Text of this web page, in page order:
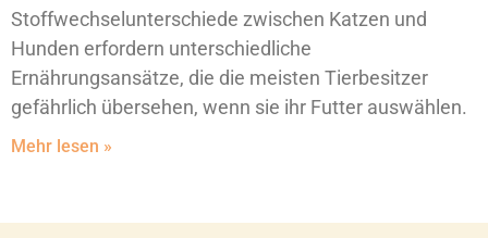
Stoffwechselunterschiede zwischen Katzen und
Hunden erfordern unterschiedliche
Ernährungsansätze, die die meisten Tierbesitzer
gefährlich übersehen, wenn sie ihr Futter auswählen.
Mehr lesen »